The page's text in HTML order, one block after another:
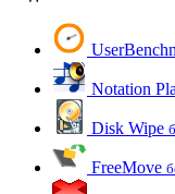
Notation
Disk Wipe
FreeMove